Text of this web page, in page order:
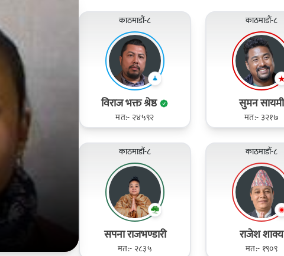
काठमाडौं-८
विराज भक्त श्रेष्ठ
मत:- २४५९२
काठमाडौं-८
सुमन सायमी
मत:- ३२१७
काठमाडौं-८
सपना राजभण्डारी
मत:- २८३५
काठमाडौं-८
राजेश शाक्य
मत:- १९०९